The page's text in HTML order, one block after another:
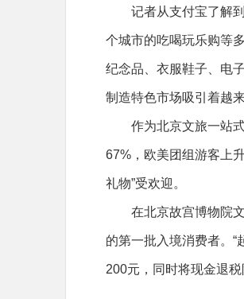
记者从支付宝了解
个城市的吃喝玩乐购等
纪念品、衣服鞋子、电
制造特色市场吸引着越
作为北京文旅一站
67%，欧美团组游客上
礼物”受欢迎。
在北京故宫博物院
的第一批入境消费者。
200元，同时将现金退